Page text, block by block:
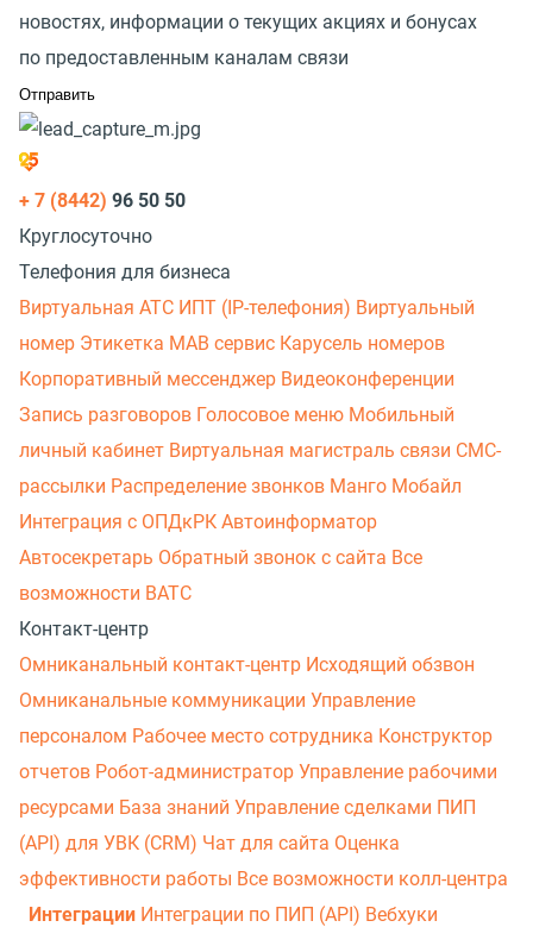
новостях, информации о текущих акциях и бонусах
по предоставленным каналам связи
+ 7 (8442) 96 50 50
Круглосуточно
Телефония для бизнеса
Виртуальная АТС ИПТ (IP-телефония) Виртуальный
номер Этикетка МАВ сервис Карусель номеров
Корпоративный мессенджер Видеоконференции
Запись разговоров Голосовое меню Мобильный
личный кабинет Виртуальная магистраль связи СМС-
рассылки Распределение звонков Манго Мобайл
Интеграция с ОПДкРК Автоинформатор
Автосекретарь Обратный звонок с сайта Все
возможности ВАТС
Контакт-центр
Омниканальный контакт-центр Исходящий обзвон
Омниканальные коммуникации Управление
персоналом Рабочее место сотрудника Конструктор
отчетов Робот-администратор Управление рабочими
ресурсами База знаний Управление сделками ПИП
(API) для УВК (CRM) Чат для сайта Оценка
эффективности работы Все возможности колл-центра
Интеграции Интеграции по ПИП (API) Вебхуки